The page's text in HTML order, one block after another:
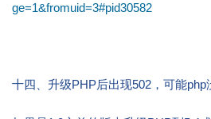
ge=1&fromuid=3#pid30582
十四、升级PHP后出现502，可能php